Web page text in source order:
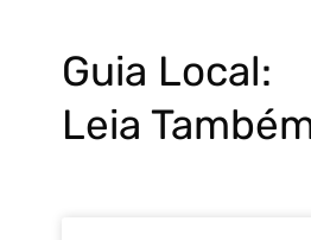
Guia Local:
Leia